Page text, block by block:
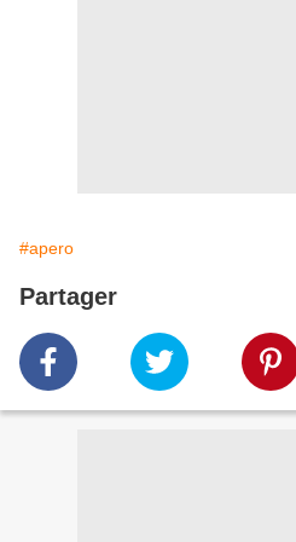
#apero
Partager